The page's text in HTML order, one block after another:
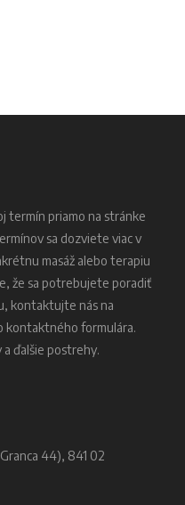
termín priamo na stránke
sa dozviete viac v
masáž alebo terapiu
že sa potrebujete poradiť
kontaktujte nás na
kontaktného formulára.
a ďalšie postrehy.
44), 841 02